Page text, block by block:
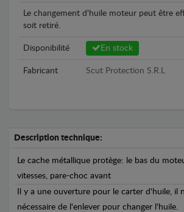
Le changement d'huile moteur peut être
soit retiré.
Disponibilité En stock
Fabricant Scut Protection S.R.L
Description technique:
Le cache métallique protège: le bas du
vitesses, pare-choc avant
Il y a une ouverture pour le carter d'huile, il
nécessaire de l'enlever pour changer l'huile.